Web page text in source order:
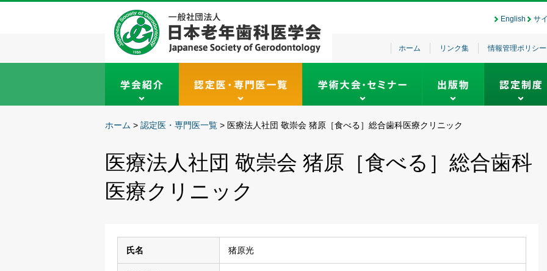
English サ
ホーム リンク集 情報管理ポリシー
ホーム > 認定医・専門医一覧 > 医療法人社団 敬崇会 猪原［食べる］総合歯科医療クリニック
医療法人社団 敬崇会 猪原［食べる］総合歯科
医療クリニック
氏名 猪原光